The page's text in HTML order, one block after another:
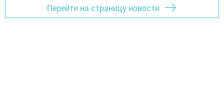
Перейти на страницу новости